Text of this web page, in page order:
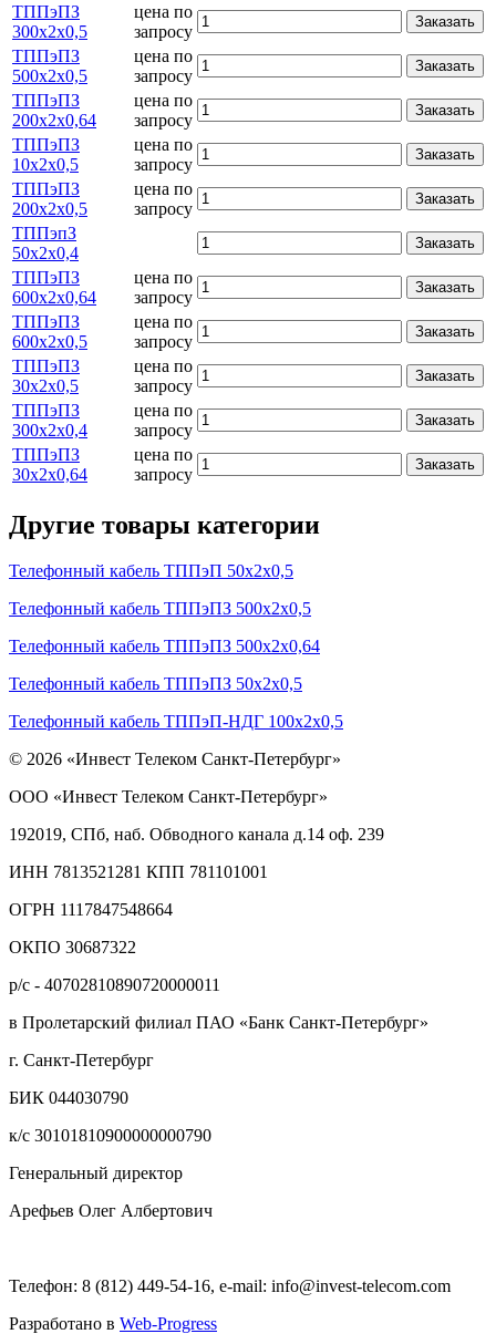
ТППэПЗ
300х2х0,5
цена по
запросу
Заказать
ТППэПЗ
500х2х0,5
цена по
запросу
Заказать
ТППэПЗ
200х2х0,64
цена по
запросу
Заказать
ТППэПЗ
10х2х0,5
цена по
запросу
Заказать
ТППэПЗ
200х2х0,5
цена по
запросу
Заказать
ТППэпЗ
50х2х0,4
Заказать
ТППэПЗ
600х2х0,64
цена по
запросу
Заказать
ТППэПЗ
600х2х0,5
цена по
запросу
Заказать
ТППэПЗ
30х2х0,5
цена по
запросу
Заказать
ТППэПЗ
300х2х0,4
цена по
запросу
Заказать
ТППэПЗ
30х2х0,64
цена по
запросу
Заказать
Другие товары категории
Телефонный кабель ТППэП 50х2х0,5
Телефонный кабель ТППэПЗ 500х2х0,5
Телефонный кабель ТППэПЗ 500х2х0,64
Телефонный кабель ТППэПЗ 50х2х0,5
Телефонный кабель ТППэП-НДГ 100х2х0,5
© 2026 «Инвест Телеком Санкт-Петербург»
ООО «Инвест Телеком Санкт-Петербург»
192019, СПб, наб. Обводного канала д.14 оф. 239
ИНН 7813521281 КПП 781101001
ОГРН 1117847548664
ОКПО 30687322
р/с - 40702810890720000011
в Пролетарский филиал ПАО «Банк Санкт-Петербург»
г. Санкт-Петербург
БИК 044030790
к/с 30101810900000000790
Генеральный директор
Арефьев Олег Албертович
Телефон: 8 (812) 449-54-16, e-mail: info@invest-telecom.com
Разработано в Web-Progress